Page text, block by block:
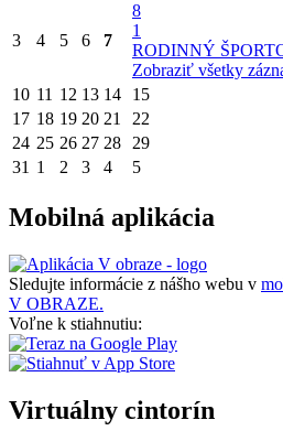
3 4 5 6 7
8
1
RODINNÝ
Zobraziť všetky
10 11 12 13 14 15
17 18 19 20 21 22
24 25 26 27 28 29
31 1 2 3 4 5
Mobilná aplikácia
Sledujte informácie z nášho webu v
V OBRAZE.
Voľne k stiahnutiu:
Virtuálny cintorín